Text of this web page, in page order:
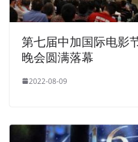
第七届中加国际电影
晚会圆满落幕
2022-08-09